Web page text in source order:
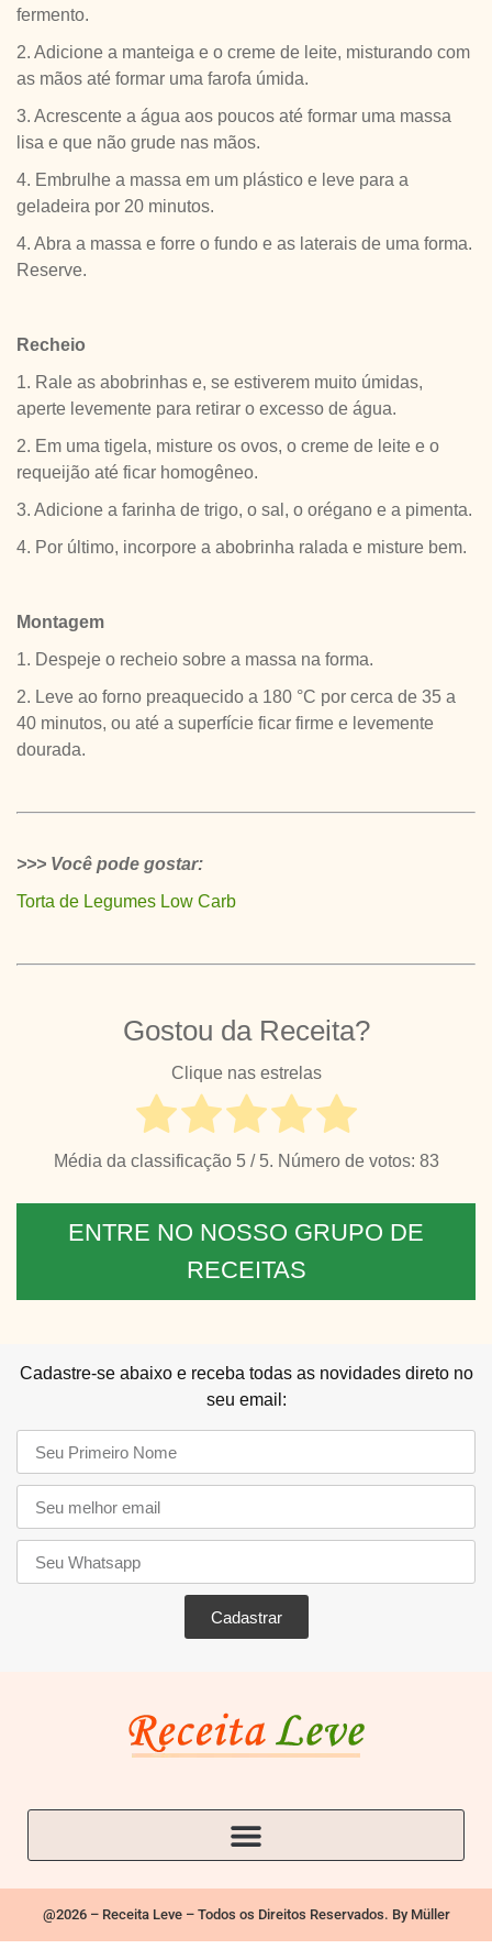
fermento.
2. Adicione a manteiga e o creme de leite, misturando com
as mãos até formar uma farofa úmida.
3. Acrescente a água aos poucos até formar uma massa
lisa e que não grude nas mãos.
4. Embrulhe a massa em um plástico e leve para a
geladeira por 20 minutos.
4. Abra a massa e forre o fundo e as laterais de uma forma.
Reserve.
Recheio
1. Rale as abobrinhas e, se estiverem muito úmidas,
aperte levemente para retirar o excesso de água.
2. Em uma tigela, misture os ovos, o creme de leite e o
requeijão até ficar homogêneo.
3. Adicione a farinha de trigo, o sal, o orégano e a pimenta.
4. Por último, incorpore a abobrinha ralada e misture bem.
Montagem
1. Despeje o recheio sobre a massa na forma.
2. Leve ao forno preaquecido a 180 °C por cerca de 35 a
40 minutos, ou até a superfície ficar firme e levemente
dourada.
>>> Você pode gostar:
Torta de Legumes Low Carb
Gostou da Receita?
Clique nas estrelas
Média da classificação 5/ 5. Número de votos: 83
ENTRE NO NOSSO GRUPO DE
RECEITAS
Cadastre-se abaixo e receba todas as novidades direto no
seu email:
Cadastrar
@2026 – Receita Leve – Todos os Direitos Reservados. By Müller